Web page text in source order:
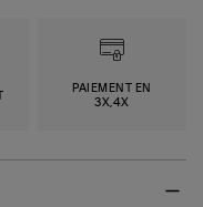
PAIEMENT EN
3X,4X